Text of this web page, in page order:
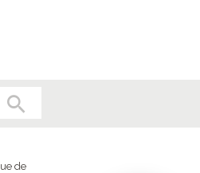
de